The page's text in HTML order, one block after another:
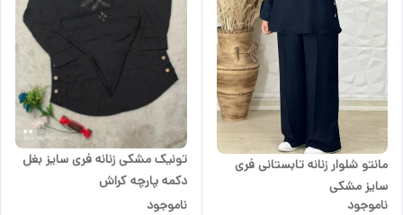
مانتو شلوار زنانه تابستانی فری
سایز مشکی
ناموجود
تونیک مشکی زنانه فری سایز بغل
دکمه پارچه کراش
ناموجود